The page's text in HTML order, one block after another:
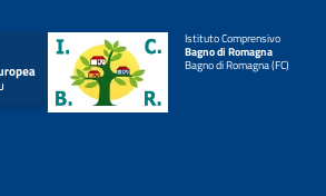
Istituto Comprensivo
Bagno di Romagna
Bagno di Romagna (FC)